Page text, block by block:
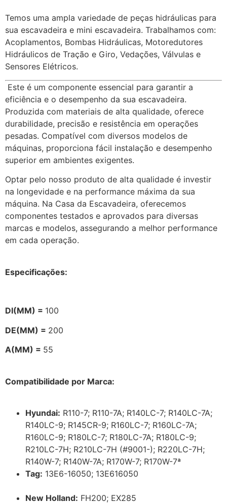
Temos uma ampla variedade de peças hidráulicas para
sua escavadeira e mini escavadeira. Trabalhamos com:
Acoplamentos, Bombas Hidráulicas, Motoredutores
Hidráulicos de Tração e Giro, Vedações, Válvulas e
Sensores Elétricos.
Este é um componente essencial para garantir a
eficiência e o desempenho da sua escavadeira.
Produzida com materiais de alta qualidade, oferece
durabilidade, precisão e resistência em operações
pesadas. Compatível com diversos modelos de
máquinas, proporciona fácil instalação e desempenho
superior em ambientes exigentes.
Optar pelo nosso produto de alta qualidade é investir
na longevidade e na performance máxima da sua
máquina. Na Casa da Escavadeira, oferecemos
componentes testados e aprovados para diversas
marcas e modelos, assegurando a melhor performance
em cada operação.
Especificações:
DI(MM) = 100
DE(MM) = 200
A(MM) = 55
Compatibilidade por Marca:
Hyundai: R110-7; R110-7A; R140LC-7; R140LC-7A;
R140LC-9; R145CR-9; R160LC-7; R160LC-7A;
R160LC-9; R180LC-7; R180LC-7A; R180LC-9;
R210LC-7H; R210LC-7H (#9001-); R220LC-7H;
R140W-7; R140W-7A; R170W-7; R170W-7ª
Tag: 13E6-16050; 13E616050
New Holland: FH200; EX285